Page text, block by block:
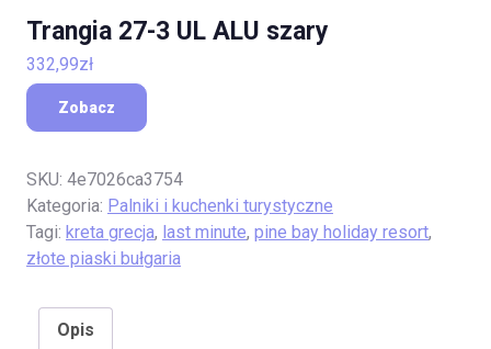
Trangia 27-3 UL ALU szary
332,99zł
Zobacz
SKU: 4e7026ca3754
Kategoria: Palniki i kuchenki turystyczne
Tagi: kreta grecja, last minute, pine bay holiday resort,
złote piaski bułgaria
Opis